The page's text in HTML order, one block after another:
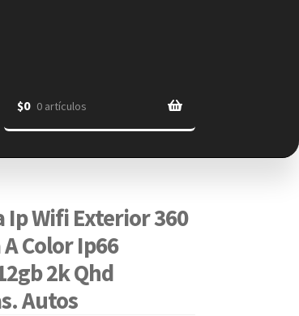
$0 0 artículos
Ip Wifi Exterior 360
Color Ip66
2k Qhd
Autos